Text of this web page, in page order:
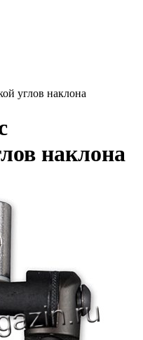
углов наклона
наклона